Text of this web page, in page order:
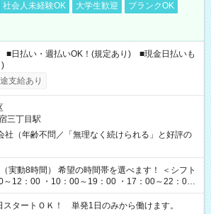
社会人未経験OK 大学生歓迎
ブランクOK
日払い・週払いOK！(規定あり) ■現金日払いも
)
支給あり
三丁目駅
社（年齢不問／「無理なく続けられる」と好評の
の時間帯を選べます！ ＜シフト
～12：00 ・10：00～19：00 ・17：00～22：00
：00 ・22：00～翌6：00 など
スタートＯＫ！ 単発1日のみから働けます。